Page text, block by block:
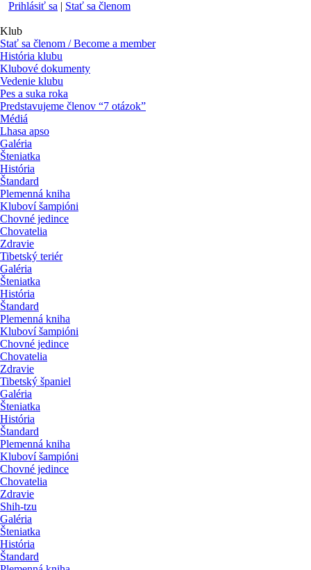
Prihlásiť sa | Stať sa členom
Klub
Stať sa členom / Become a member
História klubu
Klubové dokumenty
Vedenie klubu
Pes a suka roka
Predstavujeme členov “7 otázok”
Médiá
Lhasa apso
Galéria
Šteniatka
História
Štandard
Plemenná kniha
Kluboví šampióni
Chovné jedince
Chovatelia
Zdravie
Tibetský teriér
Galéria
Šteniatka
História
Štandard
Plemenná kniha
Kluboví šampióni
Chovné jedince
Chovatelia
Zdravie
Tibetský španiel
Galéria
Šteniatka
História
Štandard
Plemenná kniha
Kluboví šampióni
Chovné jedince
Chovatelia
Zdravie
Shih-tzu
Galéria
Šteniatka
História
Štandard